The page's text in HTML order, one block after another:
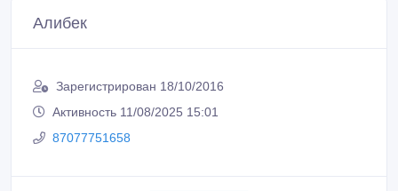
Алибек
Зарегистрирован 18/10/2016
Активность 11/08/2025 15:01
87077751658